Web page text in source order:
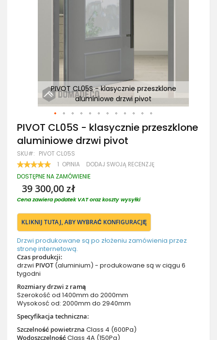
PIVOT CL05S - klasycznie przeszklone
aluminiowe drzwi pivot
Przejdź
na
początek
galerii
PIVOT CL05S - klasycznie przeszklone
aluminiowe drzwi pivot
SKU PIVOT CL05S
OCENA:
100 100
1 OPINIA DODAJ SWOJĄ RECENZJĘ
DOSTĘPNE NA ZAMÓWIENIE
39 300,00 zł
Cena zawiera podatek VAT oraz koszty wysyłki
KLIKNIJ TUTAJ, ABY WYBRAĆ KONFIGURACJĘ
Drzwi produkowane są po złożeniu zamówienia przez
stronę internetową.
Czas produkcji:
drzwi PIVOT(aluminium) - produkowane są w ciągu 6
tygodni
Rozmiary drzwi z ramą
Szerokość od 1400mm do 2000mm
Wysokosć od: 2000mm do 2940mm
Specyfikacja techniczna:
Szczelność powietrzna Class 4 (600Pa)
WodoszczelnośćClass 4A (150Pa)